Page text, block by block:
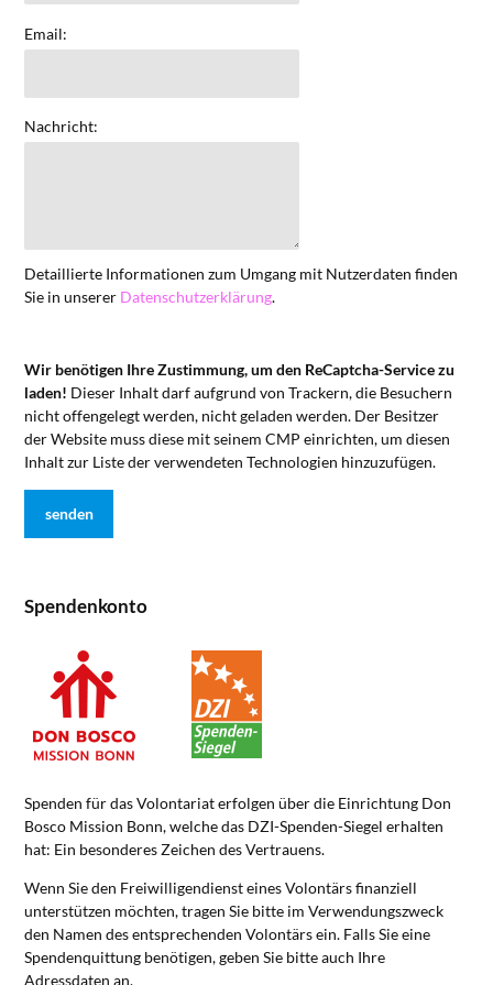
Email:
Nachricht:
Detaillierte Informationen zum Umgang mit Nutzerdaten finden
Sie in unserer Datenschutzerklärung.
Wir benötigen Ihre Zustimmung, um den ReCaptcha-Service zu
laden! Dieser Inhalt darf aufgrund von Trackern, die Besuchern
nicht offengelegt werden, nicht geladen werden. Der Besitzer
der Website muss diese mit seinem CMP einrichten, um diesen
Inhalt zur Liste der verwendeten Technologien hinzuzufügen.
Spendenkonto
Spenden für das Volontariat erfolgen über die Einrichtung Don
Bosco Mission Bonn, welche das DZI-Spenden-Siegel erhalten
hat: Ein besonderes Zeichen des Vertrauens.
Wenn Sie den Freiwilligendienst eines Volontärs finanziell
unterstützen möchten, tragen Sie bitte im Verwendungszweck
den Namen des entsprechenden Volontärs ein. Falls Sie eine
Spendenquittung benötigen, geben Sie bitte auch Ihre
Adressdaten an.